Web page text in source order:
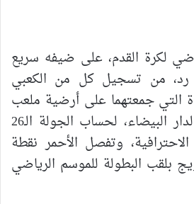
لكرة القدم، على ضيفه سريع
رد، من تسجيل كل من الكعبي
التي جمعتهما على أرضية ملعب
محمد الخامس في الدار البيضاء، لحساب الجولة الـ26
وتفصل الأحمر نقطة
بلقب البطولة للموسم الرياضي